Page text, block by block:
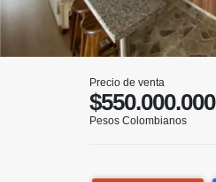
Precio de venta
$550.000.000
Pesos Colombianos